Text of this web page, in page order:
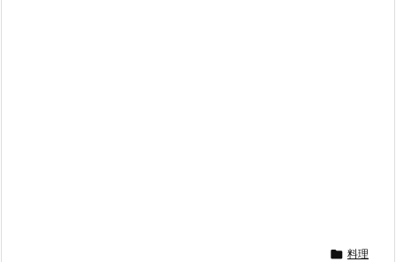
 料理